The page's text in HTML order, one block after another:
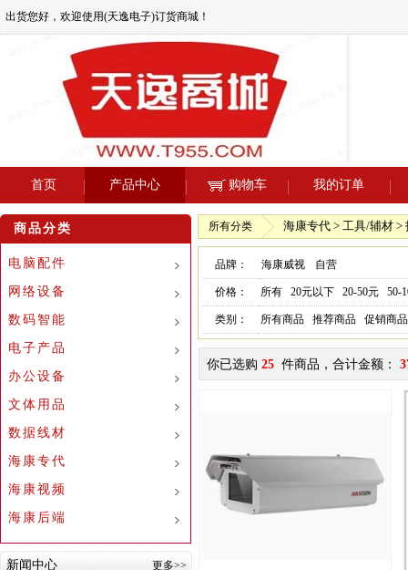
出货您好，欢迎使用(天逸电子)订货商城！
首页 产品中心 购物车 我的订单
商品分类
电脑配件
网络设备
数码智能
电子产品
办公设备
文体用品
数据线材
海康专代
海康视频
海康后端
新闻中心
更多>>
所有分类 海康专代 > 工具/辅材 >
品牌： 海康威视 自营
价格： 所有 20元以下 20-50元 50-
类别： 所有商品 推荐商品 促销商品
你已选购 25 件商品，合计金额：